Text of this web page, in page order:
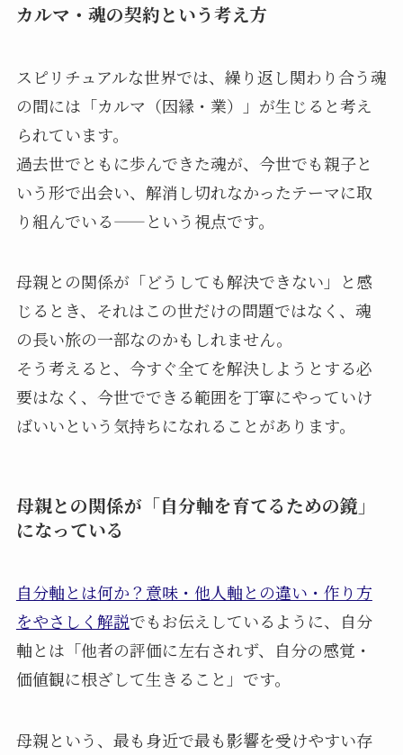
カルマ・魂の契約という考え方
スピリチュアルな世界では、繰り返し関わり合う魂
の間には「カルマ（因縁・業）」が生じると考え
られています。
過去世でともに歩んできた魂が、今世でも親子と
いう形で出会い、解消し切れなかったテーマに取
り組んでいる——という視点です。
母親との関係が「どうしても解決できない」と感
じるとき、それはこの世だけの問題ではなく、魂
の長い旅の一部なのかもしれません。
そう考えると、今すぐ全てを解決しようとする必
要はなく、今世でできる範囲を丁寧にやっていけ
ばいいという気持ちになれることがあります。
母親との関係が「自分軸を育てるための鏡」
になっている
自分軸とは何か？意味・他人軸との違い・作り方
をやさしく解説でもお伝えしているように、自分
軸とは「他者の評価に左右されず、自分の感覚・
価値観に根ざして生きること」です。
母親という、最も身近で最も影響を受けやすい存